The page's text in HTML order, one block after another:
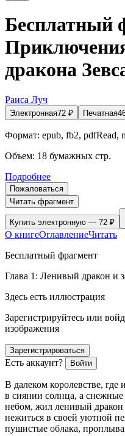
Бесплатный
дракона
Раиса Луч
Электронная72 ₽ Печатная
Формат: epub, fb2, pdfRead,
Объем: 18 бумажных стр.
Подробнее
Пожаловаться
Читать фрагмент
Купить электронную — 72 ₽
О книгеОглавлениеЧитать
Бесплатный фрагмент
Глава 1: Ленивый дракон и
Здесь есть иллюстрация
Зарегистрируйтесь или
изображения
Зарегистрироваться
Есть аккаунт? Войти
В далеком королевстве, где
в сиянии солнца, а
небом, жил ленивый дракон
нежиться в своей уютной
пушистые облака,